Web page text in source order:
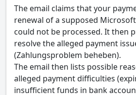
The email claims that your
renewal of a supposed
could not be processed. It then
resolve the alleged payment
(Zahlungsproblem beheben).
The email then lists possible
alleged payment difficulties
insufficient funds in bank